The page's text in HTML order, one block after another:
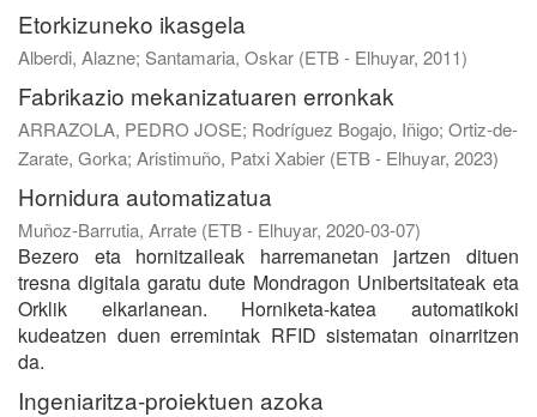
Etorkizuneko ikasgela
Alberdi, Alazne; Santamaria, Oskar (ETB - Elhuyar, 2011)
Fabrikazio mekanizatuaren erronkak
ARRAZOLA, PEDRO JOSE; Rodríguez Bogajo, Iñigo; Ortiz-de-
Zarate, Gorka; Aristimuño, Patxi Xabier (ETB - Elhuyar, 2023)
Hornidura automatizatua
Muñoz-Barrutia, Arrate (ETB - Elhuyar, 2020-03-07)
Bezero eta hornitzaileak harremanetan jartzen dituen
tresna digitala garatu dute Mondragon Unibertsitateak eta
Orklik elkarlanean. Horniketa-katea automatikoki
kudeatzen duen erremintak RFID sistematan oinarritzen
da.
Ingeniaritza-proiektuen azoka